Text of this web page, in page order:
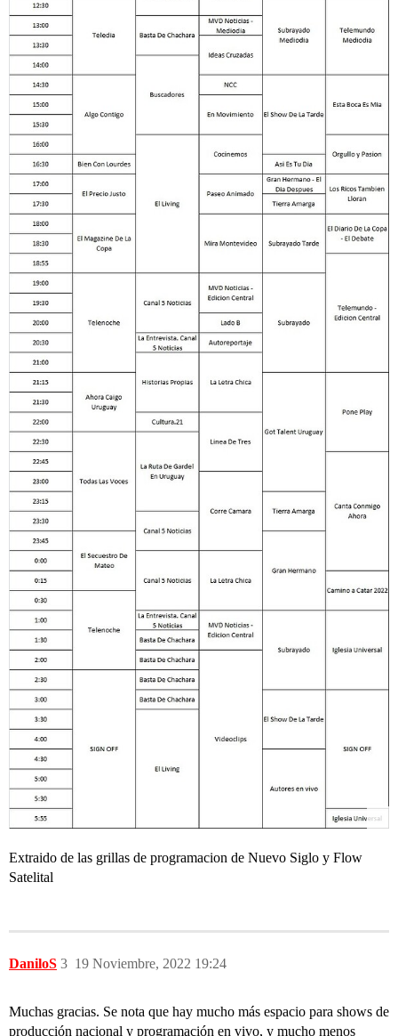
Extraido de las grillas de programacion de Nuevo Siglo y Flow
Satelital
DaniloS 19 Noviembre, 2022 19:24
3
Muchas gracias. Se nota que hay mucho más espacio para shows de
producción nacional y programación en vivo, y mucho menos